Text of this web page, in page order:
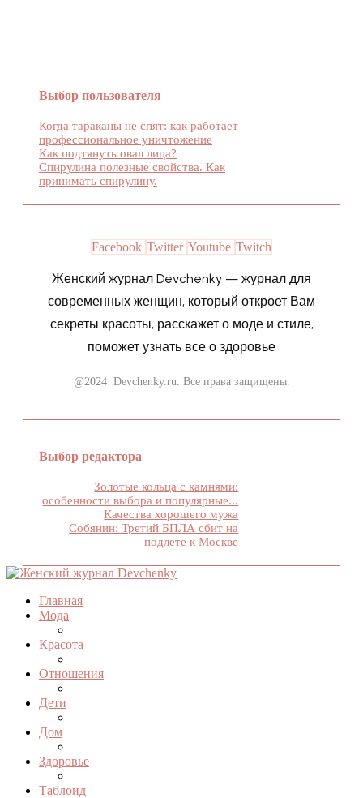
Выбор пользователя
Когда тараканы не спят: как работает
профессиональное уничтожение
Как подтянуть овал лица?
Спирулина полезные свойства. Как
принимать спирулину.
Facebook Twitter Youtube Twitch
Женский журнал Devchenky — журнал для
современных женщин, который откроет Вам
секреты красоты, расскажет о моде и стиле,
поможет узнать все о здоровье
@2024 Devchenky.ru. Все права защищены.
Выбор редактора
Золотые кольца с камнями:
особенности выбора и популярные...
Качества хорошего мужа
Собянин: Третий БПЛА сбит на
подлете к Москве
Главная
Мода
Красота
Отношения
Дети
Дом
Здоровье
Таблоид